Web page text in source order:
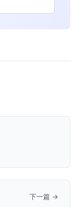
下一篇 →